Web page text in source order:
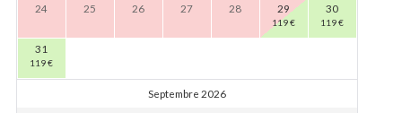
24 25 26 27 28 29
119€
30
119€
31
119€
Septembre 2026